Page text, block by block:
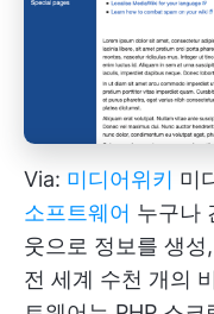
Via: 미디어위키 미
소프트웨어 누구나
웃으로 정보를 생
전 세계 수천 개의